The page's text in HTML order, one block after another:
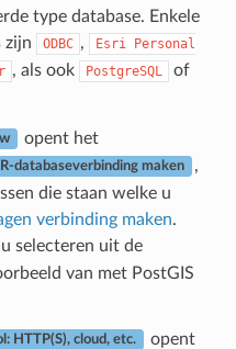
type database. Enkele
zijn
ODBC , Esri
Personal
, als ook PostgreSQL of
opent het
databaseverbinding maken
,
die staan welke u
verbinding maken.
u selecteren uit de
van met PostGIS
HTTP(S), cloud, etc.
opent